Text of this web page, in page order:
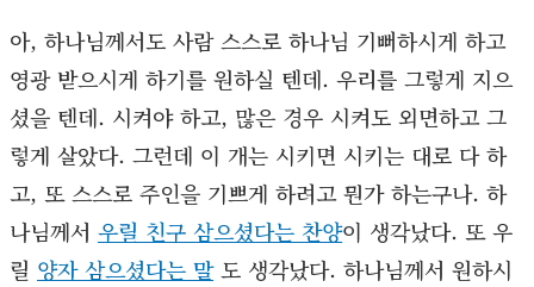
아, 하나님께서도 사람 스스로 하나님 기뻐하시게 하고
영광 받으시게 하기를 원하실 텐데. 우리를 그렇게 지으
셨을 텐데. 시켜야 하고, 많은 경우 시켜도 외면하고 그
렇게 살았다. 그런데 이 개는 시키면 시키는 대로 다 하
고, 또 스스로 주인을 기쁘게 하려고 뭔가 하는구나. 하
나님께서 우릴 친구 삼으셨다는 찬양이 생각났다. 또 우
릴 양자 삼으셨다는 말도 생각났다. 하나님께서 원하시